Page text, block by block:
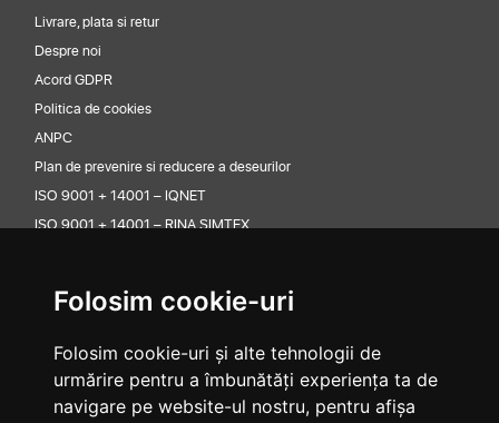
Folosim cookie-uri
Folosim cookie-uri și alte tehnologii de
urmărire pentru a îmbunătăți experiența ta de
navigare pe website-ul nostru, pentru afișa
Livrare, plata si retur
Despre noi
Acord GDPR
Politica de cookies
ANPC
Plan de prevenire si reducere a deseurilor
ISO 9001 + 14001 – IQNET
ISO 9001 + 14001 – RINA SIMTEX
Adresa: Sos Odaii 105-107 Sector 1 Bucuresti
Telefon: +40 21 352 38 32
Email: office@valtec.ro